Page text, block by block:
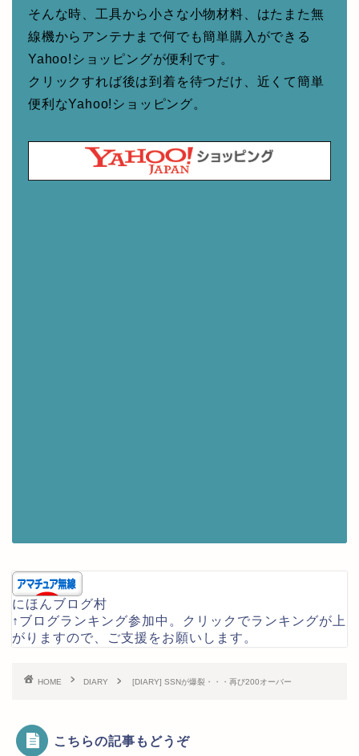
そんな時、工具から小さな小物材料、はたまた無
線機からアンテナまで何でも簡単購入ができる
Yahoo!ショッピングが便利です。
クリックすれば後は到着を待つだけ、近くて簡単
便利なYahoo!ショッピング。
にほんブログ村
↑ブログランキング参加中。クリックでランキングが上
がりますので、ご支援をお願いします。
HOME DIARY [DIARY] SSNが爆裂・・・再び200オーバー
こちらの記事もどうぞ